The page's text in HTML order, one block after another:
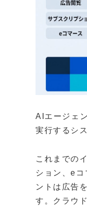
AIエージェ
実行するシ
これまでの
ション、e
ントは広告
す。クラウ